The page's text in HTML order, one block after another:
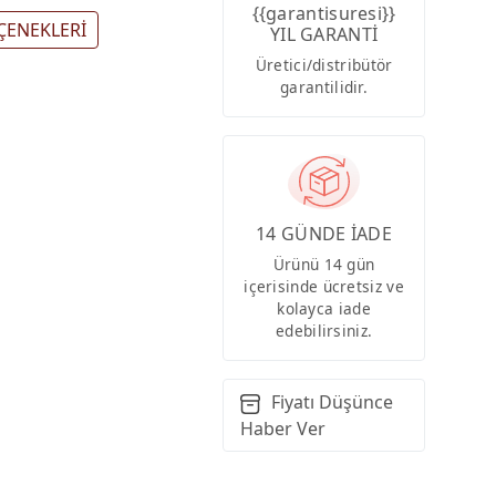
{{garantisuresi}}
YIL GARANTİ
Üretici/distribütör
garantilidir.
14 GÜNDE İADE
Ürünü 14 gün
içerisinde ücretsiz ve
kolayca iade
edebilirsiniz.
Fiyatı Düşünce
Haber Ver